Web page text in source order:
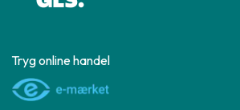
Tryg online handel